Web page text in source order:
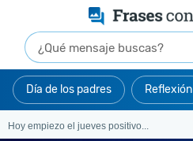
Día de los padres Reflexión
Hoy empiezo el jueves positivo...